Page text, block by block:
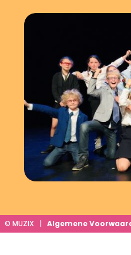
© MUZIX | Algemene